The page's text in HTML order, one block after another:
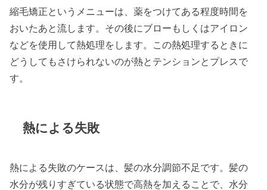
縮毛矯正というメニューは、薬をつけてある程度時間を
おいたあと流します。その後にブローもしくはアイロン
などを使用して熱処理をします。この熱処理するときに
どうしてもさけられないのが熱とテンションとプレスで
す。
熱による失敗
熱による失敗のケースは、髪の水分調節不足です。髪の
水分が残りすぎている状態で高熱を加えることで、水分